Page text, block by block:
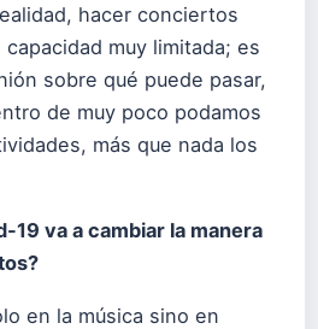
hacer conciertos
muy limitada; es
sobre qué puede pasar,
de muy poco podamos
más que nada los
19 va a cambiar la manera
en la música sino en